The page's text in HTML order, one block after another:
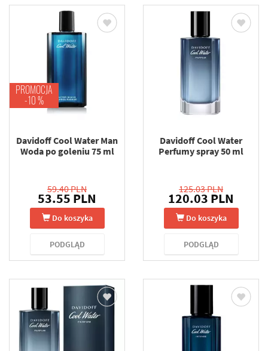
PROMOCJA
-10 %
Davidoff Cool Water Man
Woda po goleniu 75 ml
59.40 PLN
53.55 PLN
Do koszyka
PODGLĄD
Davidoff Cool Water
Perfumy spray 50 ml
125.03 PLN
120.03 PLN
Do koszyka
PODGLĄD